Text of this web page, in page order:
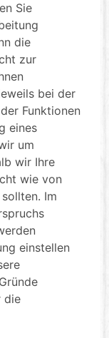
Sie
die
zur
bei der
Funktionen
eines
um
wir Ihre
wie von
Im
einstellen
die